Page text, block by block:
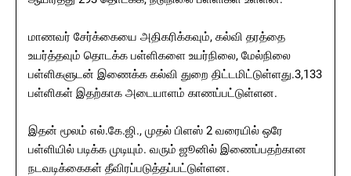
மாணவர் சேர்க்கையை அதிகரிக்கவும், கல்வி தரத்தை
உயர்த்தவும் தொடக்க பள்ளிகளை உயர்நிலை, மேல்நிலை
பள்ளிகளுடன் இணைக்க கல்வி துறை திட்டமிட்டுள்ளது.3,133
பள்ளிகள் இதற்காக அடையாளம் காணப்பட்டுள்ளன.
இதன் மூலம் எல்.கே.ஜி., முதல் பிளஸ் 2 வரையில் ஒரே
பள்ளியில் படிக்க முடியும். வரும் ஜூனில் இணைப்பதற்கான
நடவடிக்கைகள் தீவிரப்படுத்தப்பட்டுள்ளன.